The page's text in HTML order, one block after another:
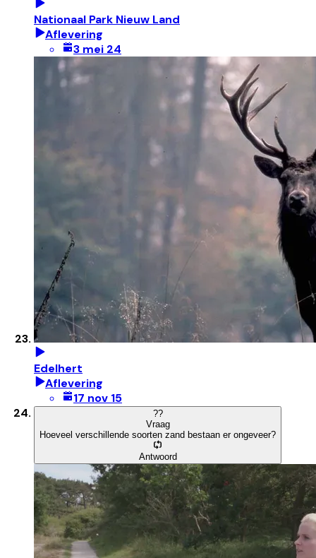
Nationaal Park Nieuw Land
Aflevering
3 mei 24
Edelhert
Aflevering
17 nov 15
??
Vraag
Hoeveel verschillende soorten zand bestaan er ongeveer?
Antwoord